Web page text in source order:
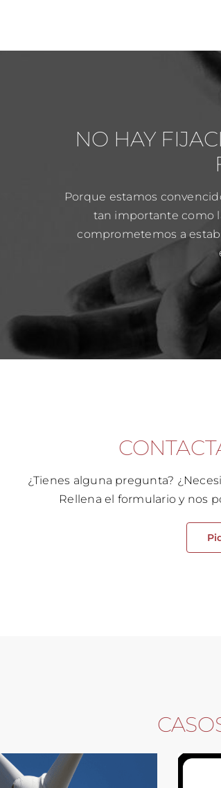
NO HAY
Porque estamos
tan importante como
comprometemos a
¿Tienes alguna pregunta?
Rellena el formulario y nos